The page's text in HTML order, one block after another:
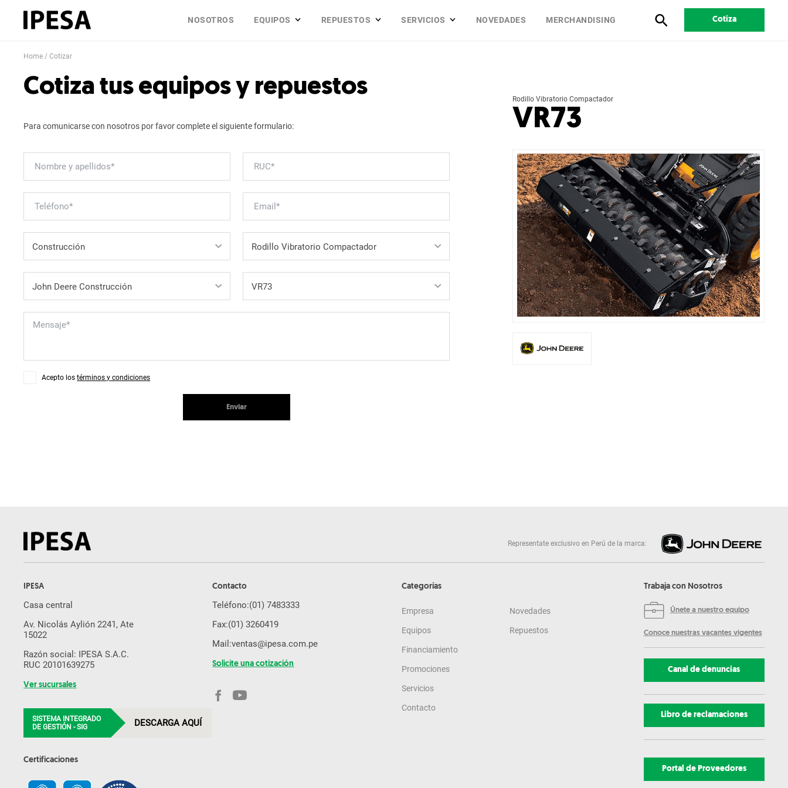
NOSOTROS EQUIPOS REPUESTOS SERVICIOS NOVEDADES MERCHANDISING Cotiza
Home Cotizar
Cotiza tus equipos y repuestos
Para comunicarse con nosotros por favor complete el siguiente formulario:
Acepto lostérminos y condiciones
Enviar
Rodillo Vibratorio Compactador
VR73
Representate exclusivo en Perú de la marca:
IPESA
Casa central
Av. Nicolás Aylión 2241, Ate
15022
Razón social: IPESA S.A.C.
RUC 20101639275
Ver sucursales
SISTEMA INTEGRADO
DE GESTIÓN - SIG
DESCARGA AQUÍ
Certificaciones
Contacto
Teléfono:(01) 7483333
Fax:(01) 3260419
Mail:ventas@ipesa.com.pe
Solicite una cotización
Categorías
Empresa
Equipos
Financiamiento
Promociones
Servicios
Contacto
Novedades
Repuestos
Trabaja con Nosotros
Únete a nuestro equipo
Conoce nuestras vacantes vigentes
Canal de denuncias
Libro de reclamaciones
Portal de Proveedores